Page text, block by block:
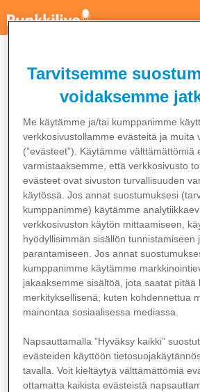
Tarvitsemme
voidaksemme
Me käytämme ja/tai kumppanimme
verkkosivustollamme evästeitä ja muita
(”evästeet”). Käytämme välttämättömiä
varmistaaksemme, että verkkosivusto
evästeet ovat sivuston turvallisuuden
käytössä. Jos annat suostumuksesi
kumppanimme) käytämme
verkkosivuston käytön mittaamiseen,
hyödyllisimmän sisällön tunnistamiseen
parantamiseen. Jos annat
kumppanimme käytämme
jakaaksemme sisältöä, jota saatat pitää
merkityksellisenä, kuten kohdennettua
mainontaa sosiaalisessa mediassa.
Napsauttamalla ”Hyväksy kaikki”
evästeiden käyttöön
tavalla. Voit kieltäytyä välttämättömiä
ottamatta kaikista evästeistä